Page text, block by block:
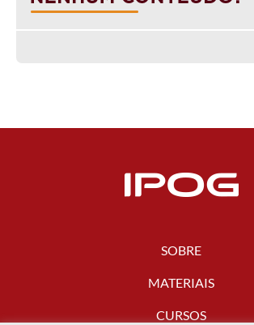
SOBRE
MATERIAIS
CURSOS